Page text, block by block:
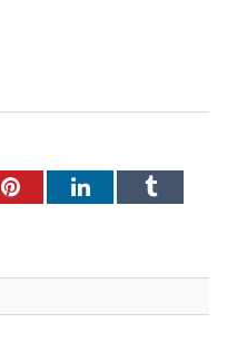
PinterestLinkedInTumblr